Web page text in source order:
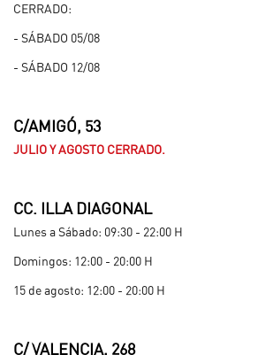
CERRADO:
- SÁBADO 05/08
- SÁBADO 12/08
C/AMIGÓ, 53
JULIO Y AGOSTO CERRADO.
CC. ILLA DIAGONAL
Lunes a Sábado: 09:30 - 22:00 H
Domingos: 12:00 - 20:00 H
15 de agosto: 12:00 - 20:00 H
C/ VALENCIA, 268